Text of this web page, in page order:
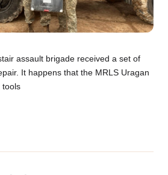
assault brigade received a set of
It happens that the MRLS Uragan
tools